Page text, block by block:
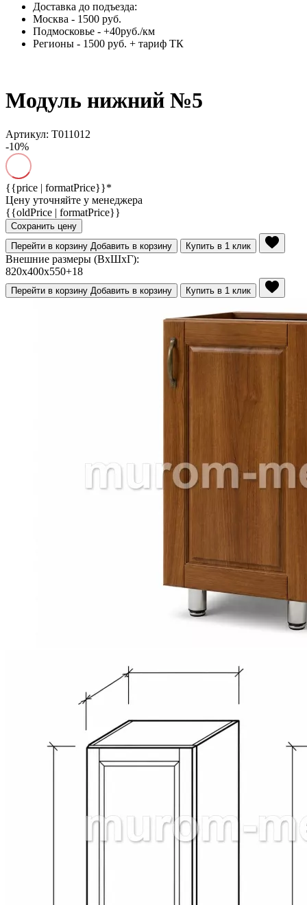
Доставка до подъезда:
Москва - 1500 руб.
Подмосковье - +40руб./км
Регионы - 1500 руб. + тариф ТК
Модуль нижний №5
Артикул: Т011012
-10%
{{price | formatPrice}}*
Цену уточняйте у менеджера
{{oldPrice | formatPrice}}
Сохранить цену
Перейти в корзину Добавить в корзину Купить в 1 клик
Внешние размеры (ВхШхГ):
820х400х550+18
Перейти в корзину Добавить в корзину Купить в 1 клик